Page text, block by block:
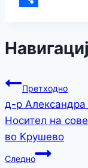
Претходно
д-р Александра
Носител на
во Крушево
Следно